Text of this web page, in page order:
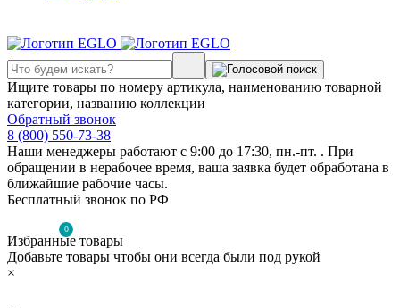
Ищите товары по номеру артикула, наименованию товарной
категории, названию коллекции
Обратный звонок
8 (800) 550-73-38
Наши менеджеры работают с 9:00 до 17:30, пн.-пт. . При
обращении в нерабочее время, ваша заявка будет обработана в
ближайшие рабочие часы.
Бесплатный звонок по РФ
0
Избранные товары
Добавьте товары чтобы они всегда были под рукой
×